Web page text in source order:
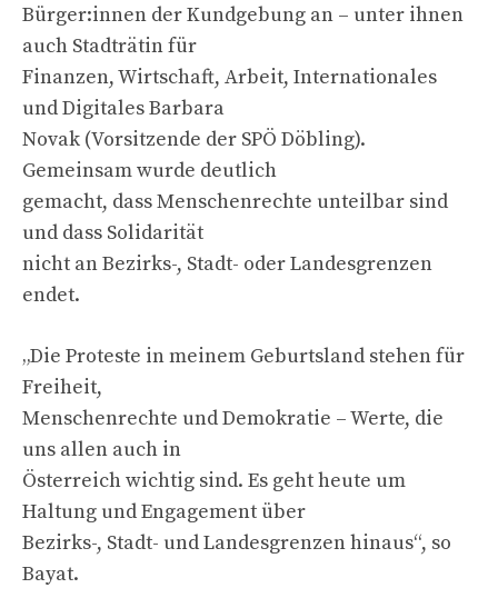
Bürger:innen der Kundgebung an – unter ihnen
auch Stadträtin für
Finanzen, Wirtschaft, Arbeit, Internationales
und Digitales Barbara
Novak (Vorsitzende der SPÖ Döbling).
Gemeinsam wurde deutlich
gemacht, dass Menschenrechte unteilbar sind
und dass Solidarität
nicht an Bezirks-, Stadt- oder Landesgrenzen
endet.
„Die Proteste in meinem Geburtsland stehen für
Freiheit,
Menschenrechte und Demokratie – Werte, die
uns allen auch in
Österreich wichtig sind. Es geht heute um
Haltung und Engagement über
Bezirks-, Stadt- und Landesgrenzen hinaus“, so
Bayat.